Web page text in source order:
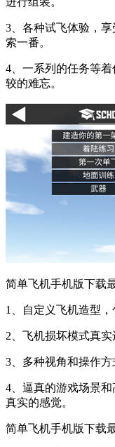
3、各种试飞体验，
索一番。
4、一系列的任务等
较的难忘。
简单飞机手机版下载
1、自定义飞机造型，
2、飞机损坏模式真实
3、多种视角和操作方
4、逼真的游戏场景
真实的感觉。
简单飞机手机版下载